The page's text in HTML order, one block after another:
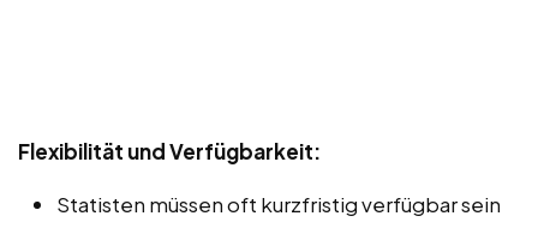
Flexibilität und Verfügbarkeit:
Statisten müssen oft kurzfristig verfügbar sein